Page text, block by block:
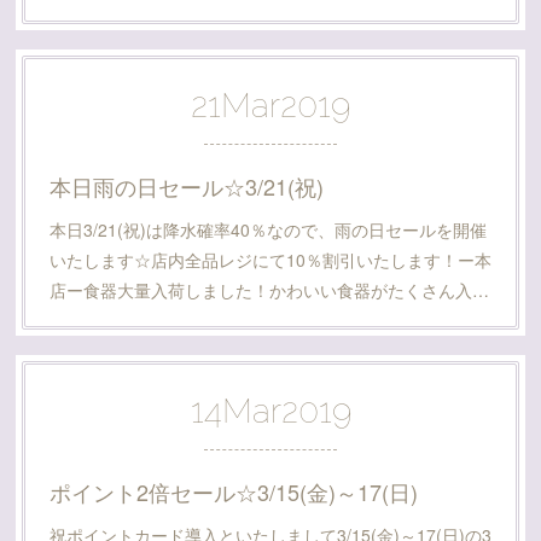
21Mar2019
本日雨の日セール☆3/21(祝)
本日3/21(祝)は降水確率40％なので、雨の日セールを開催
いたします☆店内全品レジにて10％割引いたします！ー本
店ー食器大量入荷しました！かわいい食器がたくさん入…
14Mar2019
ポイント2倍セール☆3/15(金)～17(日)
祝ポイントカード導入といたしまして3/15(金)～17(日)の3